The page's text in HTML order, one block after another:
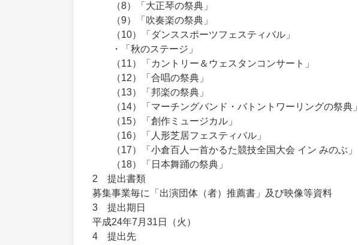
（8）「大正琴の祭典」
（9）「吹奏楽の祭典」
（10）「ダンススポーツフェスティバル」
・「秋のステージ」
（11）「カントリー＆ウェスタンコンサート」
（12）「合唱の祭典」
（13）「邦楽の祭典」
（14）「マーチングバンド・バトントワーリングの祭典」
（15）「創作ミュージカル」
（16）「人形芝居フェスティバル」
（17）「小倉百人一首かるた競技全国大会 イン みのぶ」
（18）「日本舞踊の祭典」
2 提出書類
募集事業毎に「出演団体（者）推薦書」及び映像等資料
3 提出期日
平成24年7月31日（火）
4 提出先